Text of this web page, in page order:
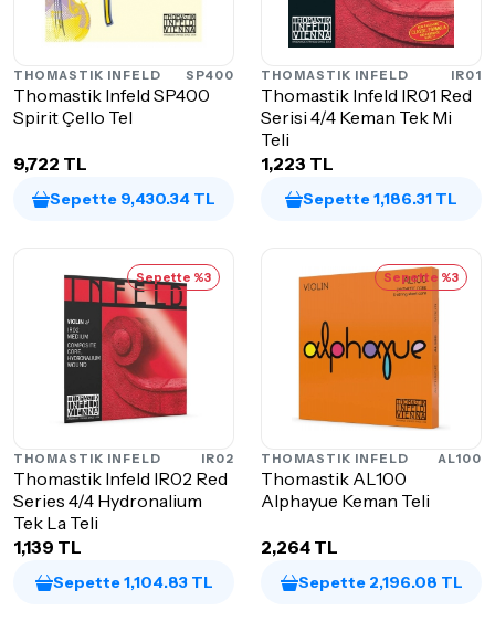
THOMASTIK INFELD SP400
Thomastik Infeld SP400
Spirit Çello Tel
9,722 TL
Sepette 9,430.34 TL
THOMASTIK INFELD IR01
Thomastik Infeld IR01 Red
Serisi 4/4 Keman Tek Mi
Teli
1,223 TL
Sepette 1,186.31 TL
Sepette %3
THOMASTIK INFELD IR02
Thomastik Infeld IR02 Red
Series 4/4 Hydronalium
Tek La Teli
1,139 TL
Sepette 1,104.83 TL
Sepette %3
THOMASTIK INFELD AL100
Thomastik AL100
Alphayue Keman Teli
2,264 TL
Sepette 2,196.08 TL